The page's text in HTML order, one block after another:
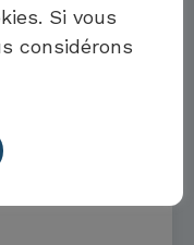
Si vous
considérons